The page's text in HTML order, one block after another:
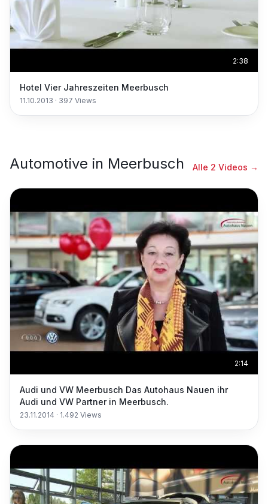
2:38
Hotel Vier Jahreszeiten Meerbusch
11.10.2013 · 397 Views
Automotive in Meerbusch Alle 2 Videos →
2:14
Audi und VW Meerbusch Das Autohaus Nauen ihr
Audi und VW Partner in Meerbusch.
23.11.2014 · 1.492 Views